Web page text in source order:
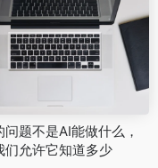
问题不是AI能做什么，
们允许它知道多少